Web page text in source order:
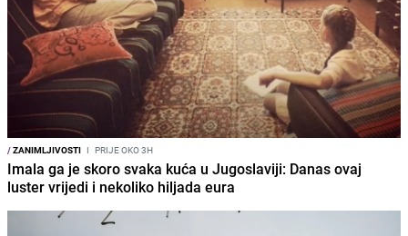
/ZANIMLJIVOSTI I PRIJE OKO 3H
Imala ga je skoro svaka kuća u Jugoslaviji: Danas ovaj
luster vrijedi i nekoliko hiljada eura